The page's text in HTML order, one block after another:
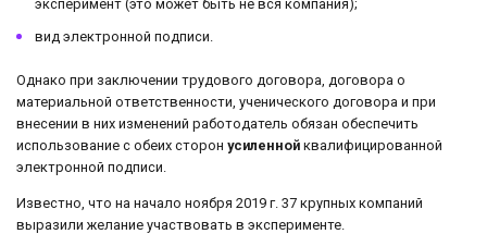
эксперимент (это может быть не вся компания);
вид электронной подписи.
Однако при заключении трудового договора, договора о
материальной ответственности, ученического договора и при
внесении в них изменений работодатель обязан обеспечить
использование с обеих сторон усиленной квалифицированной
электронной подписи.
Известно, что на начало ноября 2019 г. 37 крупных компаний
выразили желание участвовать в эксперименте.